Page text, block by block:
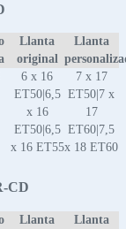
Llanta
original
Llanta
6 x 16
ET50|6,5
x 16
ET50|6,5
x 16 ET55
7 x 17
ET50|7 x
17
ET60|7,5
x 18 ET60
CD
Llanta
Llanta